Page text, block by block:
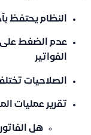
النظام يحتفظ
عدم الضغط على
الفواتير
الصلاحيات
تقرير عمليات
هل